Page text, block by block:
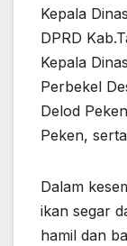
Kepala
DPRD
Kepala
Perbekel
Delod
Peken,
Dalam
ikan segar
hamil dan